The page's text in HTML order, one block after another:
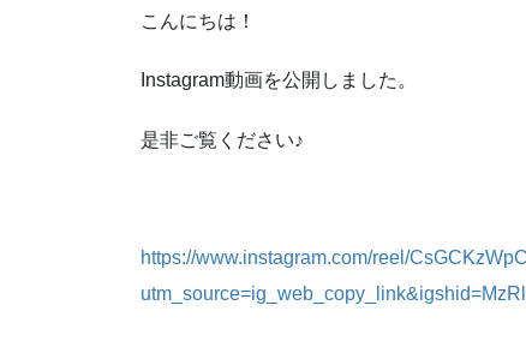
こんにちは！
Instagram動画を公開しました。
是非ご覧ください♪
https://www.instagram.com/reel/